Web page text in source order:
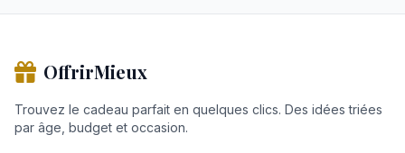
OffrirMieux
Trouvez le cadeau parfait en quelques clics. Des idées triées
par âge, budget et occasion.